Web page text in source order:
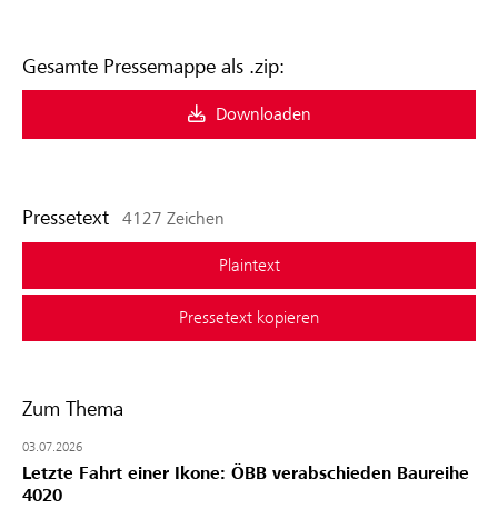
Gesamte Pressemappe als .zip:
Downloaden
Pressetext 4127 Zeichen
Plaintext
Pressetext kopieren
Zum Thema
03.07.2026
Letzte Fahrt einer Ikone: ÖBB verabschieden Baureihe
4020